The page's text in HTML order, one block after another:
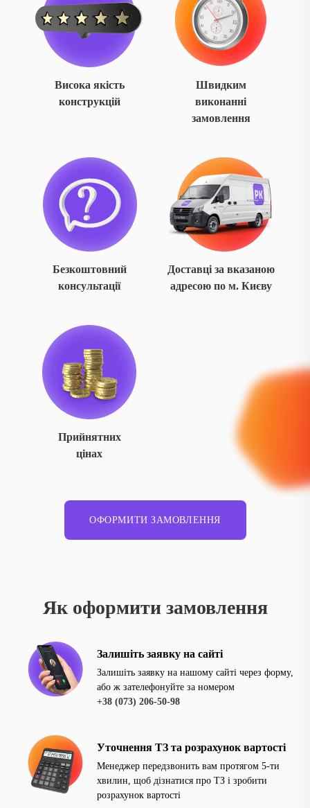
Висока якість
конструкцій
Швидким
виконанні
замовлення
Безкоштовний
консультації
Доставці за вказаною
адресою по м. Києву
Прийнятних
цінах
ОФОРМИТИ ЗАМОВЛЕННЯ
Як оформити замовлення
Залишіть заявку на сайті
Залишіть заявку на нашому сайті через форму,
або ж зателефонуйте за номером
+38 (073) 206-50-98
Уточнення ТЗ та розрахунок вартості
Менеджер передзвонить вам протягом 5-ти
хвилин, щоб дізнатися про ТЗ і зробити
розрахунок вартості